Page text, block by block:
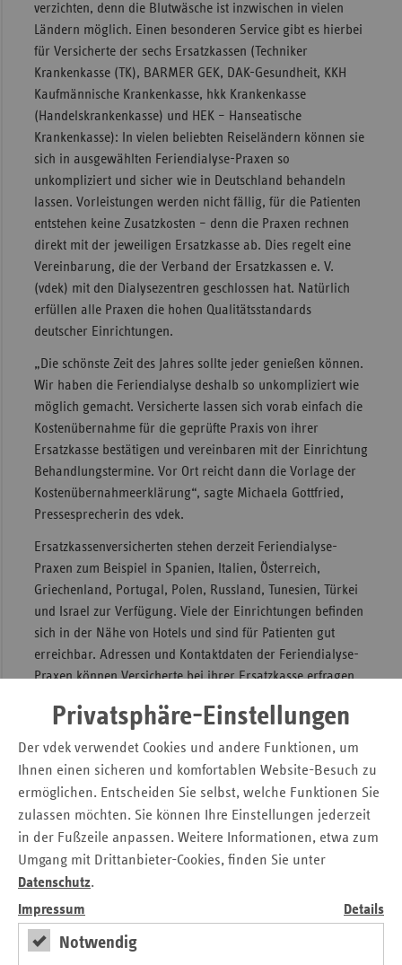
Privatsphäre-Einstellungen
Der vdek verwendet Cookies und andere Funktionen, um
Ihnen einen sicheren und komfortablen Website-Besuch zu
ermöglichen. Entscheiden Sie selbst, welche Funktionen Sie
zulassen möchten. Sie können Ihre Einstellungen jederzeit
in der Fußzeile anpassen. Weitere Informationen, etwa zum
Umgang mit Drittanbieter-Cookies, finden Sie unter
Datenschutz.
Impressum
Details
Notwendig
teilen
verzichten, denn die Blutwäsche ist inzwischen in vielen
Ländern möglich. Einen besonderen Service gibt es hierbei
für Versicherte der sechs Ersatzkassen (Techniker
Krankenkasse (TK), BARMER GEK, DAK-Gesundheit, KKH
Kaufmännische Krankenkasse, hkk Krankenkasse
(Handelskrankenkasse) und HEK – Hanseatische
Krankenkasse): In vielen beliebten Reiseländern können sie
sich in ausgewählten Feriendialyse-Praxen so
unkompliziert und sicher wie in Deutschland behandeln
lassen. Vorleistungen werden nicht fällig, für die Patienten
entstehen keine Zusatzkosten – denn die Praxen rechnen
direkt mit der jeweiligen Ersatzkasse ab. Dies regelt eine
Vereinbarung, die der Verband der Ersatzkassen e. V.
(vdek) mit den Dialysezentren geschlossen hat. Natürlich
erfüllen alle Praxen die hohen Qualitätsstandards
deutscher Einrichtungen.
„Die schönste Zeit des Jahres sollte jeder genießen können.
Wir haben die Feriendialyse deshalb so unkompliziert wie
möglich gemacht. Versicherte lassen sich vorab einfach die
Kostenübernahme für die geprüfte Praxis von ihrer
Ersatzkasse bestätigen und vereinbaren mit der Einrichtung
Behandlungstermine. Vor Ort reicht dann die Vorlage der
Kostenübernahmeerklärung“, sagte Michaela Gottfried,
Pressesprecherin des vdek.
Ersatzkassenversicherten stehen derzeit Feriendialyse-
Praxen zum Beispiel in Spanien, Italien, Österreich,
Griechenland, Portugal, Polen, Russland, Tunesien, Türkei
und Israel zur Verfügung. Viele der Einrichtungen befinden
sich in der Nähe von Hotels und sind für Patienten gut
erreichbar. Adressen und Kontaktdaten der Feriendialyse-
Praxen können Versicherte bei ihrer Ersatzkasse erfragen.
Hintergrund:
Für die Nierenersatztherapie im Ausland gelten folgende
Bestimmungen: Wird die Blutwäsche in einem Land
vorgenommen, mit dem Deutschland durch ein
diesbezügliches Sozialversicherungsabkommen verbunden
ist, kommt grundsätzlich der ausländische
Versicherungsträger auf. Das gleiche gilt bei Behandlung in
einem Staat des Europäischen Wirtschaftsraums (EWR) und
der Schweiz. Gesetzlich Krankenversicherte haben hierfür
die Europäische Krankenversicherungskarte, die sich auf
der Rückseite ihrer Gesundheitskarte befindet, oder
erhalten einen Anspruchsausweis für das Abkommensland.